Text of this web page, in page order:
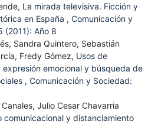
La mirada televisiva. Ficción y
en España , Comunicación y
(2011): Año 8
Sandra Quintero, Sebastián
Fredy Gómez, Usos de
expresión emocional y búsqueda de
, Comunicación y Sociedad:
Julio Cesar Chavarria
comunicacional y distanciamiento